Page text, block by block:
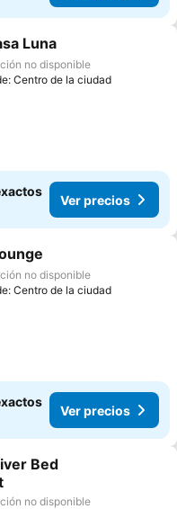
a favoritos
Luna
no disponible
Centro de la ciudad
Ver precios
a favoritos
no disponible
Centro de la ciudad
Ver precios
a favoritos
Bed
no disponible